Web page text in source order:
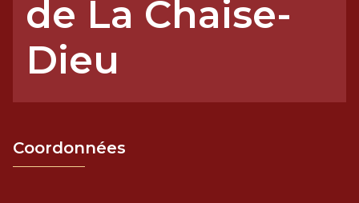
de La Chaise-
Dieu
Coordonnées